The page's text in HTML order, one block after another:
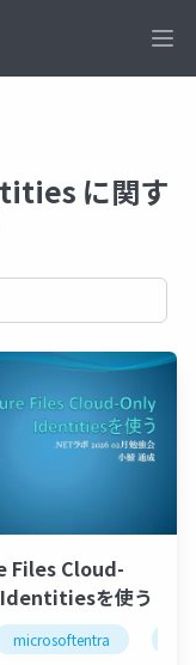
に関す
kerberos active
Files Cloud-
を使う
microsoftentra